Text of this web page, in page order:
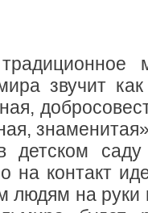
звучит
детском саду
на контакт
людям на руки